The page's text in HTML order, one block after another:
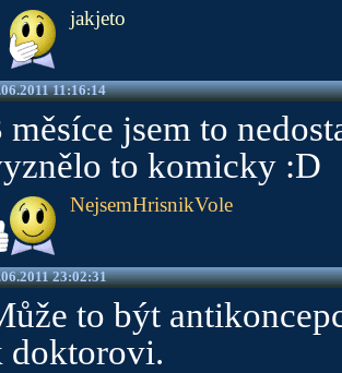
jakjeto
11:16:14
měsíce jsem to
to komicky :D
NejsemHrisnikVole
23:02:31
to být
doktorovi.